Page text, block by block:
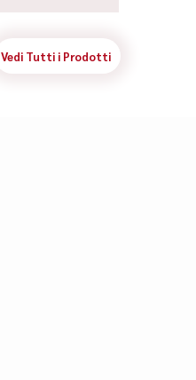
Vedi Tutti i Prodotti